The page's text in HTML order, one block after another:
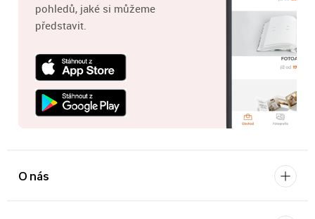
pohledů, jaké si můžeme
představit.
O nás